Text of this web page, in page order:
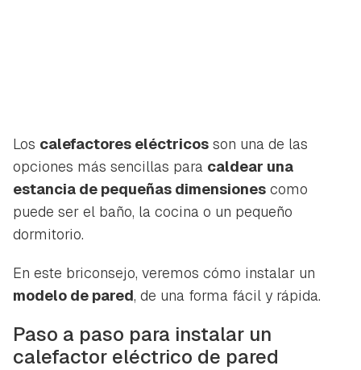
Los calefactores eléctricos son una de las
opciones más sencillas para caldear una
estancia de pequeñas dimensiones como
puede ser el baño, la cocina o un pequeño
dormitorio.
En este briconsejo, veremos cómo instalar un
modelo de pared, de una forma fácil y rápida.
Paso a paso para instalar un
calefactor eléctrico de pared